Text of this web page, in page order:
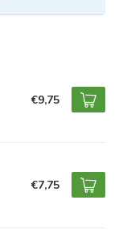
€9,75
€7,75